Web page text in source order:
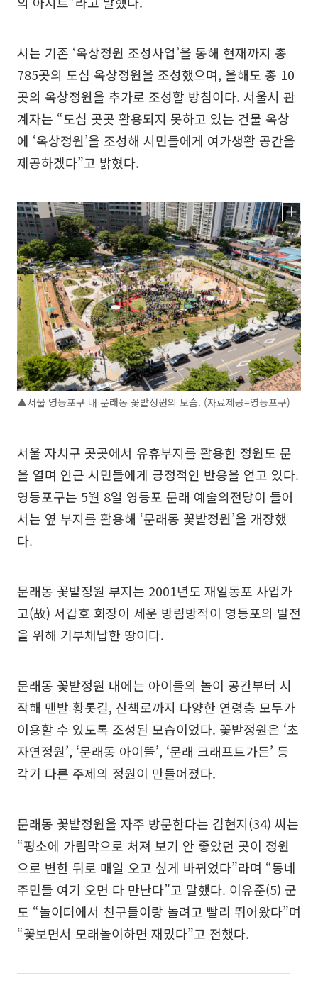
시는 기존 ‘옥상정원 조성사업’을 통해 현재까지 총
785곳의 도심 옥상정원을 조성했으며, 올해도 총 10
곳의 옥상정원을 추가로 조성할 방침이다. 서울시 관
계자는 “도심 곳곳 활용되지 못하고 있는 건물 옥상
에 ‘옥상정원’을 조성해 시민들에게 여가생활 공간을
제공하겠다”고 밝혔다.
▲서울 영등포구 내 문래동 꽃밭정원의 모습. (자료제공=영등포구)
서울 자치구 곳곳에서 유휴부지를 활용한 정원도 문
을 열며 인근 시민들에게 긍정적인 반응을 얻고 있다.
영등포구는 5월 8일 영등포 문래 예술의전당이 들어
서는 옆 부지를 활용해 ‘문래동 꽃밭정원’을 개장했
다.
문래동 꽃밭정원 부지는 2001년도 재일동포 사업가
고(故) 서갑호 회장이 세운 방림방적이 영등포의 발전
을 위해 기부채납한 땅이다.
문래동 꽃밭정원 내에는 아이들의 놀이 공간부터 시
작해 맨발 황톳길, 산책로까지 다양한 연령층 모두가
이용할 수 있도록 조성된 모습이었다. 꽃밭정원은 ‘초
자연정원’, ‘문래동 아이뜰’, ‘문래 크래프트가든’ 등
각기 다른 주제의 정원이 만들어졌다.
문래동 꽃밭정원을 자주 방문한다는 김현지(34) 씨는
“평소에 가림막으로 처져 보기 안 좋았던 곳이 정원
으로 변한 뒤로 매일 오고 싶게 바뀌었다”라며 “동네
주민들 여기 오면 다 만난다”고 말했다. 이유준(5) 군
도 “놀이터에서 친구들이랑 놀려고 빨리 뛰어왔다”며
“꽃보면서 모래놀이하면 재밌다”고 전했다.